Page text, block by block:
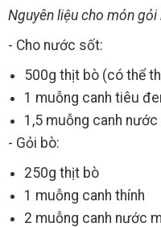
Nguyên liệu cho món
- Cho nước sốt:
500g thịt bò (có thể
1 muỗng canh tiêu
1,5 muỗng canh
- Gỏi bò:
250g thịt bò
1 muỗng canh thính
2 muỗng canh nước